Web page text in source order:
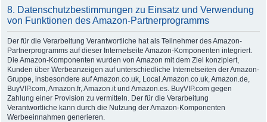
8. Datenschutzbestimmungen zu Einsatz und Verwendung
von Funktionen des Amazon-Partnerprogramms
Der für die Verarbeitung Verantwortliche hat als Teilnehmer des Amazon-
Partnerprogramms auf dieser Internetseite Amazon-Komponenten integriert.
Die Amazon-Komponenten wurden von Amazon mit dem Ziel konzipiert,
Kunden über Werbeanzeigen auf unterschiedliche Internetseiten der Amazon-
Gruppe, insbesondere auf Amazon.co.uk, Local.Amazon.co.uk, Amazon.de,
BuyVIP.com, Amazon.fr, Amazon.it und Amazon.es. BuyVIP.com gegen
Zahlung einer Provision zu vermitteln. Der für die Verarbeitung
Verantwortliche kann durch die Nutzung der Amazon-Komponenten
Werbeeinnahmen generieren.